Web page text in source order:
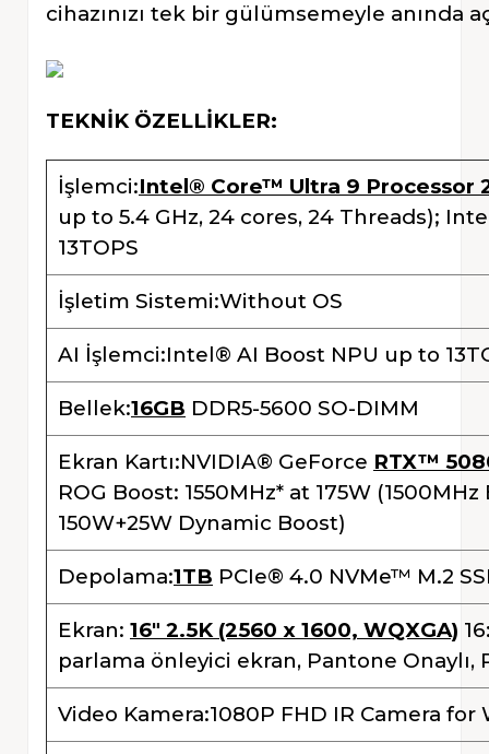
cihazınızı tek bir gülümsemeyle anında
TEKNİK ÖZELLİKLER:
İşlemci:Intel® Core™ Ultra 9 Processor
up to 5.4 GHz, 24 cores, 24 Threads);
13TOPS
İşletim Sistemi:Without OS
AI İşlemci:Intel® AI Boost NPU up to
Bellek:16GB DDR5-5600 SO-DIMM
Ekran Kartı:NVIDIA® GeForce RTX™
ROG Boost: 1550MHz* at 175W
150W+25W Dynamic Boost)
Depolama:1TB PCIe® 4.0 NVMe™ M.2
Ekran: 16" 2.5K (2560 x 1600, WQXGA)
parlama önleyici ekran, Pantone Onaylı,
Video Kamera:1080P FHD IR Camera